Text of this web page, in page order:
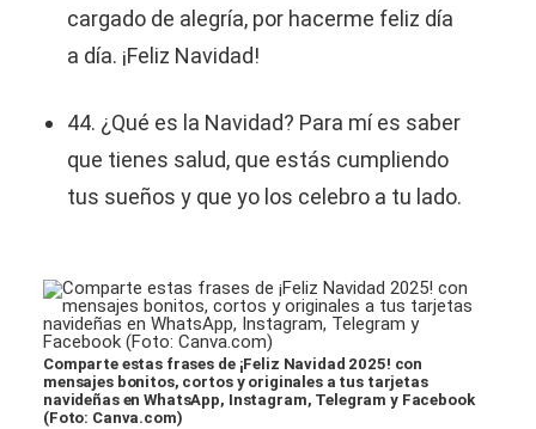
cargado de alegría, por hacerme feliz día
a día. ¡Feliz Navidad!
44. ¿Qué es la Navidad? Para mí es saber
que tienes salud, que estás cumpliendo
tus sueños y que yo los celebro a tu lado.
Comparte estas frases de ¡Feliz Navidad 2025! con
mensajes bonitos, cortos y originales a tus tarjetas
navideñas en WhatsApp, Instagram, Telegram y Facebook
(Foto: Canva.com)